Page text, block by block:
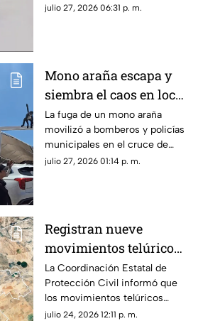
registrado en la colonia Barrio
julio 27, 2026 06:31 p. m.
Mono araña escapa y
siembra el caos en local
de barbacoa en
Chihuahua | VIDEO
La fuga de un mono araña
movilizó a bomberos y policías
municipales en el cruce de
Ortiz Mena y Ahuehuete en
julio 27, 2026 01:14 p. m.
Registran nueve
movimientos telúricos
al sur de Chihuahua;
Protección Civil da
detalles
La Coordinación Estatal de
Protección Civil informó que
los movimientos telúricos
ocurrieron entre la noche del
julio 24, 2026 12:11 p. m.